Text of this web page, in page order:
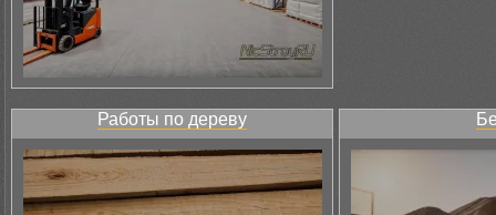
Работы по дереву